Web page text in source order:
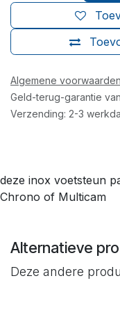
Algemene voorwaarden
Geld-terug-garantie
Verzending: 2-3
deze inox voetsteun
Chrono of Multicam
Alternatieve
Deze andere